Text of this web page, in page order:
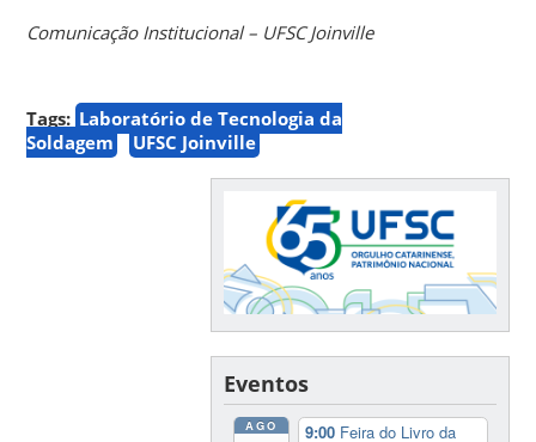
Comunicação Institucional – UFSC Joinville
Tags: Laboratório de Tecnologia da
Soldagem
UFSC Joinville
Eventos
AGO 9:00 Feira do Livro da